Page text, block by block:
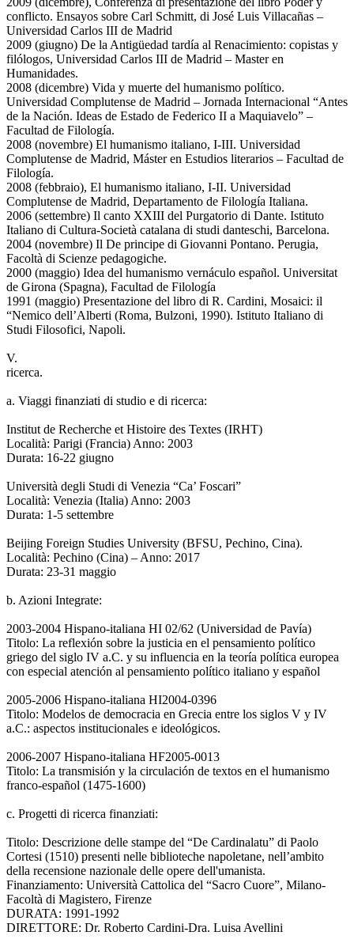
conflicto. Ensayos sobre Carl Schmitt, di José Luis Villacañas –
Universidad Carlos III de Madrid
2009 (giugno) De la Antigüedad tardía al Renacimiento: copistas y
filólogos, Universidad Carlos III de Madrid – Master en
Humanidades.
2008 (dicembre) Vida y muerte del humanismo político.
Universidad Complutense de Madrid – Jornada Internacional “Antes
de la Nación. Ideas de Estado de Federico II a Maquiavelo” –
Facultad de Filología.
2008 (novembre) El humanismo italiano, I-III. Universidad
Complutense de Madrid, Máster en Estudios literarios – Facultad de
Filología.
2008 (febbraio), El humanismo italiano, I-II. Universidad
Complutense de Madrid, Departamento de Filología Italiana.
2006 (settembre) Il canto XXIII del Purgatorio di Dante. Istituto
Italiano di Cultura-Società catalana di studi danteschi, Barcelona.
2004 (novembre) Il De principe di Giovanni Pontano. Perugia,
Facoltà di Scienze pedagogiche.
2000 (maggio) Idea del humanismo vernáculo español. Universitat
de Girona (Spagna), Facultad de Filología
1991 (maggio) Presentazione del libro di R. Cardini, Mosaici: il
“Nemico dell’Alberti (Roma, Bulzoni, 1990). Istituto Italiano di
Studi Filosofici, Napoli.
V.
ricerca.
a. Viaggi finanziati di studio e di ricerca:
Institut de Recherche et Histoire des Textes (IRHT)
Località: Parigi (Francia) Anno: 2003
Durata: 16-22 giugno
Università degli Studi di Venezia “Ca’ Foscari”
Località: Venezia (Italia) Anno: 2003
Durata: 1-5 settembre
Beijing Foreign Studies University (BFSU, Pechino, Cina).
Località: Pechino (Cina) – Anno: 2017
Durata: 23-31 maggio
b. Azioni Integrate:
2003-2004 Hispano-italiana HI 02/62 (Universidad de Pavía)
Titolo: La reflexión sobre la justicia en el pensamiento político
griego del siglo IV a.C. y su influencia en la teoría política europea
con especial atención al pensamiento político italiano y español
2005-2006 Hispano-italiana HI2004-0396
Titolo: Modelos de democracia en Grecia entre los siglos V y IV
a.C.: aspectos institucionales e ideológicos.
2006-2007 Hispano-italiana HF2005-0013
Titolo: La transmisión y la circulación de textos en el humanismo
franco-español (1475-1600)
c. Progetti di ricerca finanziati:
Titolo: Descrizione delle stampe del “De Cardinalatu” di Paolo
Cortesi (1510) presenti nelle biblioteche napoletane, nell’ambito
della recensione nazionale delle opere dell'umanista.
Finanziamento: Università Cattolica del “Sacro Cuore”, Milano-
Facoltà di Magistero, Firenze
DURATA: 1991-1992
DIRETTORE: Dr. Roberto Cardini-Dra. Luisa Avellini